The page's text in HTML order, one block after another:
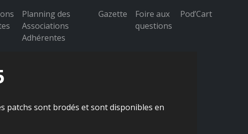
Planning des
Associations
Adhérentes
Gazette
Foire aux
questions
Pod’Cart
patchs sont brodés et sont disponibles en